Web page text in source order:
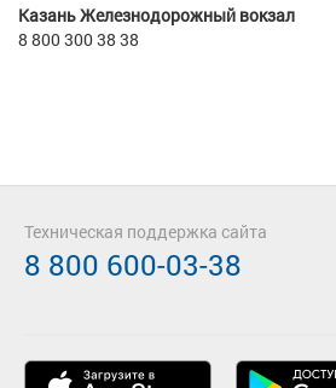
Казань Железнодорожный вокзал
8 800 300 38 38
Техническая поддержка сайта
8 800 600-03-38